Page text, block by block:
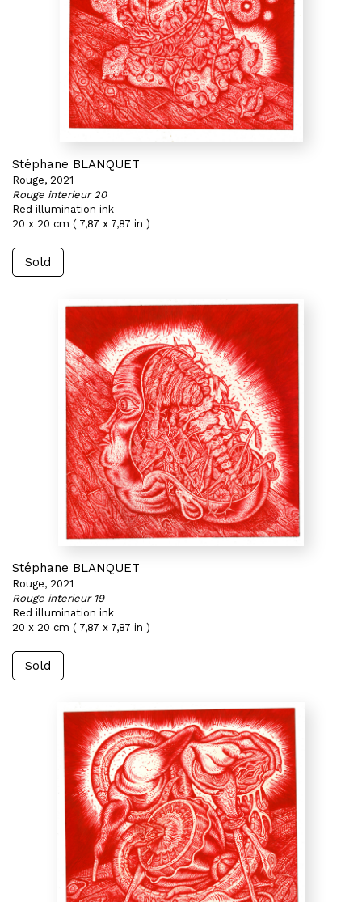
Stéphane BLANQUET
Rouge, 2021
Rouge interieur 20
Red illumination ink
20 x 20 cm ( 7,87 x 7,87 in )
Sold
Stéphane BLANQUET
Rouge, 2021
Rouge interieur 19
Red illumination ink
20 x 20 cm ( 7,87 x 7,87 in )
Sold